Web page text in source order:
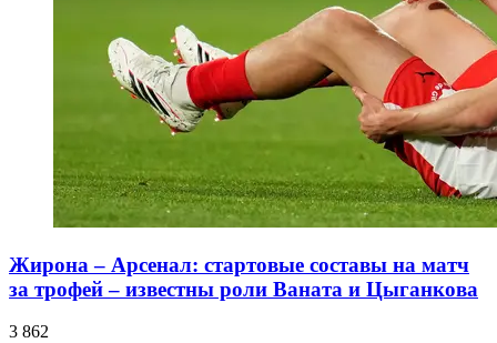
Жирона – Арсенал: стартовые составы на матч
за трофей – известны роли Ваната и Цыганкова
3 862